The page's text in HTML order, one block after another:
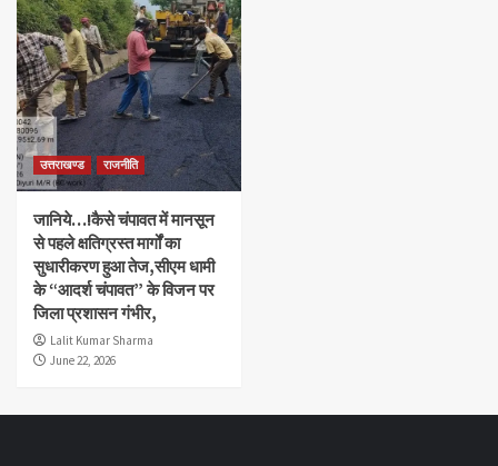
उत्तराखण्ड राजनीति
जानिये…!कैसे चंपावत में मानसून
से पहले क्षतिग्रस्त मार्गों का
सुधारीकरण हुआ तेज,सीएम धामी
के “आदर्श चंपावत” के विजन पर
जिला प्रशासन गंभीर,
Lalit Kumar Sharma
June 22, 2026